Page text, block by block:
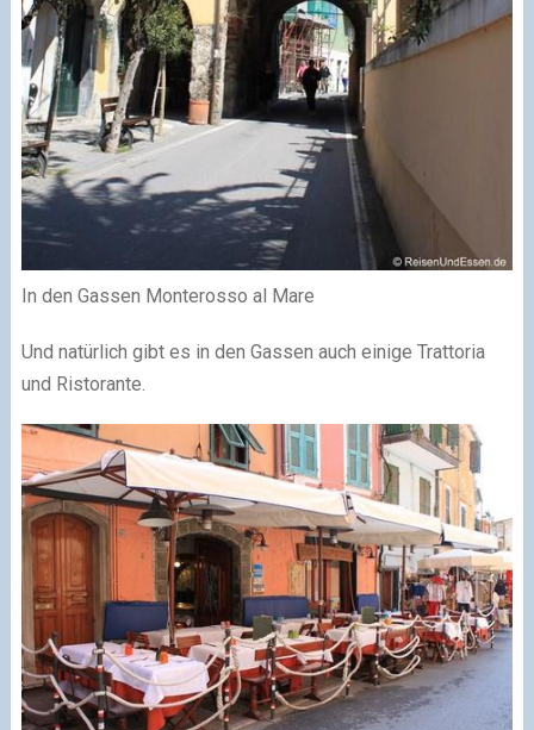
In den Gassen Monterosso al Mare
Und natürlich gibt es in den Gassen auch einige Trattoria
und Ristorante.